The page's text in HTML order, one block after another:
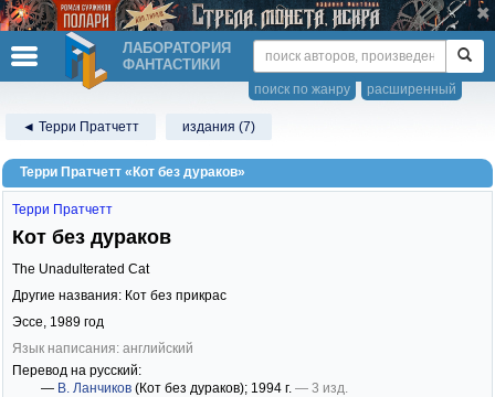
ЛАБОРАТОРИЯ
ФАНТАСТИКИ
расширенный
поиск по жанру
◄ Терри Пратчетт издания (7)
Терри Пратчетт «Кот без дураков»
Терри Пратчетт
Кот без дураков
The Unadulterated Cat
Другие названия: Кот без прикрас
Эссе, 1989 год
Язык написания: английский
Перевод на русский:
— В. Ланчиков (Кот без дураков); 1994 г. — 3 изд.